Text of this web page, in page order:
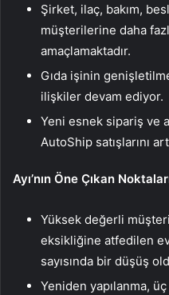
Şirket, ilaç, bakım,
müşterilerine daha
amaçlamaktadır.
Gıda işinin
ilişkiler devam ediyor.
Yeni esnek sipariş ve
AutoShip satışlarını
Ayı’nın Öne Çıkan
Yüksek değerli
eksikliğine atfedilen
sayısında bir düşüş
Yeniden yapılanma,